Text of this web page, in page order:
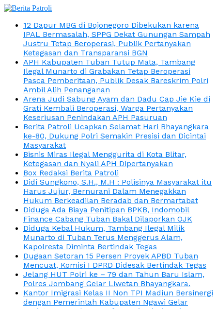
12 Dapur MBG di Bojonegoro Dibekukan karena
IPAL Bermasalah, SPPG Dekat Gunungan Sampah
Justru Tetap Beroperasi, Publik Pertanyakan
Ketegasan dan Transparansi BGN
APH Kabupaten Tuban Tutup Mata, Tambang
Ilegal Munarto di Grabakan Tetap Beroperasi
Pasca Pemberitaan, Publik Desak Bareskrim Polri
Ambil Alih Penanganan
Arena Judi Sabung Ayam dan Dadu Cap Jie Kie di
Grati Kembali Beroperasi, Warga Pertanyakan
Keseriusan Penindakan APH Pasuruan
Berita Patroli Ucapkan Selamat Hari Bhayangkara
ke-80, Dukung Polri Semakin Presisi dan Dicintai
Masyarakat
Bisnis Miras Ilegal Menggurita di Kota Blitar,
Ketegasan dan Nyali APH Dipertanyakan
Box Redaksi Berita Patroli
Didi Sungkono, S.H., M.H : Polisinya Masyarakat itu
Harus Jujur, Bernurani Dalam Menegakkan
Hukum Berkeadilan Beradab dan Bermartabat
Diduga Ada Biaya Penitipan BPKB, Indomobil
Finance Cabang Tuban Bakal Dilaporkan OJK
Diduga Kebal Hukum, Tambang Ilegal Milik
Munarto di Tuban Terus Menggerus Alam,
Kapolresta Diminta Bertindak Tegas
Dugaan Setoran 15 Persen Proyek APBD Tuban
Mencuat, Komisi I DPRD Didesak Bertindak Tegas
Jelang HUT Polri ke – 79 dan Tahun Baru Islam,
Polres Jombang Gelar Liwetan Bhayangkara.
Kantor Imigrasi Kelas II Non TPI Madiun Bersinergi
dengan Pemerintah Kabupaten Ngawi Gelar